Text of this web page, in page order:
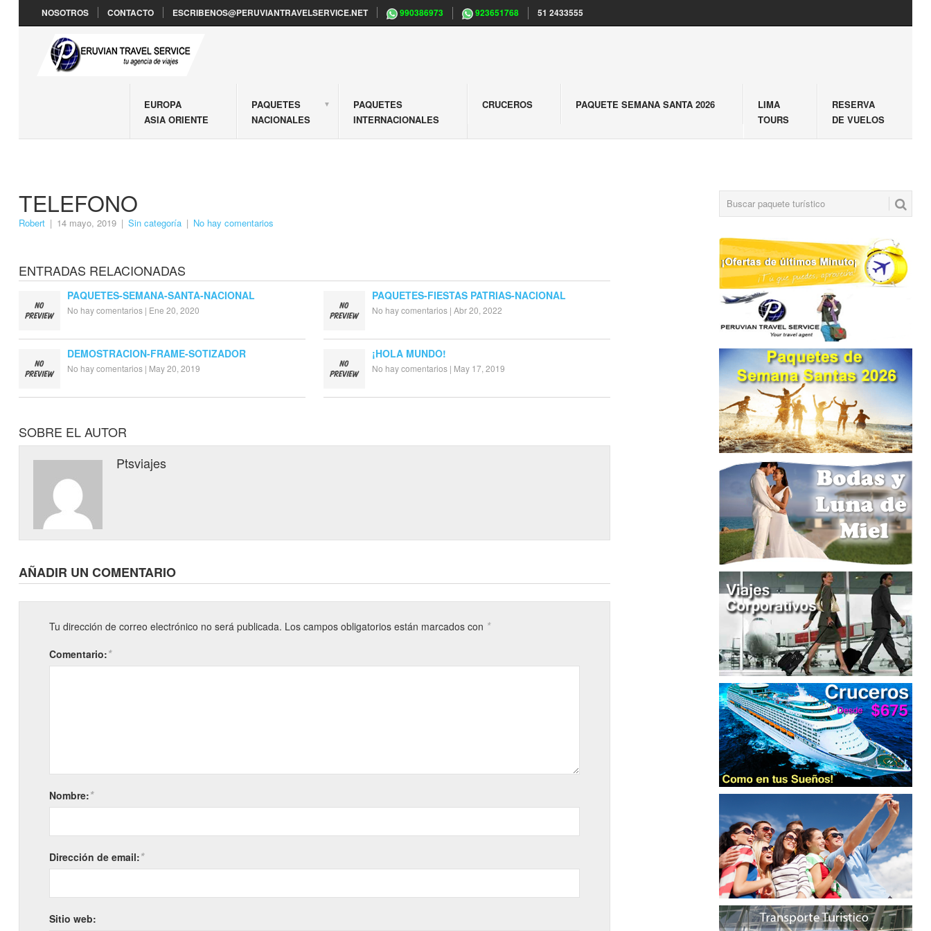
NOSOTROS CONTACTO ESCRIBENOS@PERUVIANTRAVELSERVICE.NET 990386973 923651768 51 2433555
EUROPA
ASIA ORIENTE
PAQUETES
NACIONALES
PAQUETES
INTERNACIONALES
CRUCEROS PAQUETE SEMANA SANTA 2026
LIMA
TOURS
RESERVA
DE VUELOS
TELEFONO
Robert | 14 mayo, 2019 | Sin categoría | No hay comentarios
ENTRADAS RELACIONADAS
PAQUETES-SEMANA-SANTA-NACIONAL
No hay comentarios| Ene 20, 2020
PAQUETES-FIESTAS PATRIAS-NACIONAL
No hay comentarios| Abr 20, 2022
DEMOSTRACION-FRAME-SOTIZADOR
No hay comentarios| May 20, 2019
¡HOLA MUNDO!
No hay comentarios| May 17, 2019
SOBRE EL AUTOR
Ptsviajes
AÑADIR UN COMENTARIO
Tu dirección de correo electrónico no será publicada. Los campos obligatorios están marcados con *
Comentario:*
Nombre:*
Dirección de email:*
Sitio web: